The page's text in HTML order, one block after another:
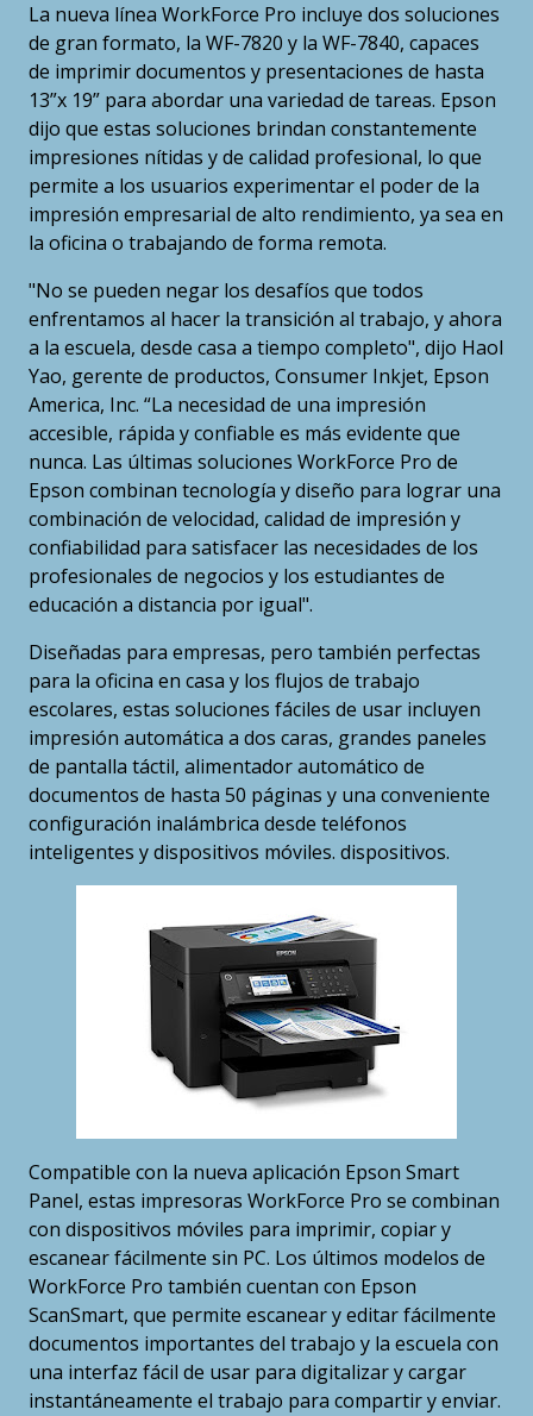
La nueva línea WorkForce Pro incluye dos soluciones
de gran formato, la WF-7820 y la WF-7840, capaces
de imprimir documentos y presentaciones de hasta
13”x 19” para abordar una variedad de tareas. Epson
dijo que estas soluciones brindan constantemente
impresiones nítidas y de calidad profesional, lo que
permite a los usuarios experimentar el poder de la
impresión empresarial de alto rendimiento, ya sea en
la oficina o trabajando de forma remota.
"No se pueden negar los desafíos que todos
enfrentamos al hacer la transición al trabajo, y ahora
a la escuela, desde casa a tiempo completo", dijo Haol
Yao, gerente de productos, Consumer Inkjet, Epson
America, Inc. “La necesidad de una impresión
accesible, rápida y confiable es más evidente que
nunca. Las últimas soluciones WorkForce Pro de
Epson combinan tecnología y diseño para lograr una
combinación de velocidad, calidad de impresión y
confiabilidad para satisfacer las necesidades de los
profesionales de negocios y los estudiantes de
educación a distancia por igual".
Diseñadas para empresas, pero también perfectas
para la oficina en casa y los flujos de trabajo
escolares, estas soluciones fáciles de usar incluyen
impresión automática a dos caras, grandes paneles
de pantalla táctil, alimentador automático de
documentos de hasta 50 páginas y una conveniente
configuración inalámbrica desde teléfonos
inteligentes y dispositivos móviles. dispositivos.
Compatible con la nueva aplicación Epson Smart
Panel, estas impresoras WorkForce Pro se combinan
con dispositivos móviles para imprimir, copiar y
escanear fácilmente sin PC. Los últimos modelos de
WorkForce Pro también cuentan con Epson
ScanSmart, que permite escanear y editar fácilmente
documentos importantes del trabajo y la escuela con
una interfaz fácil de usar para digitalizar y cargar
instantáneamente el trabajo para compartir y enviar.